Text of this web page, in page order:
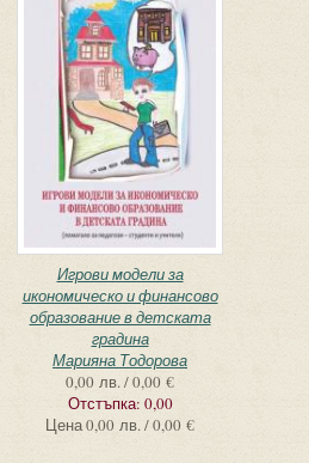
Игрови модели за
икономическо и финансово
образование в детската
градина
Марияна Тодорова
0,00 лв. / 0,00 €
Отстъпка: 0,00
Цена0,00 лв. / 0,00 €